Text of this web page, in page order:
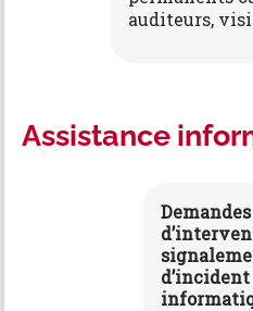
u
auditeurs,
Assistance
Demandes
d’incident